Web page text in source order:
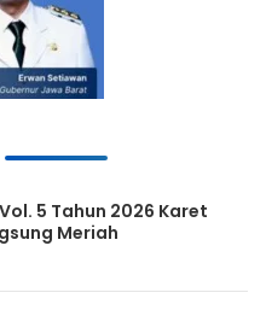
5 Tahun 2026 Karet
Meriah